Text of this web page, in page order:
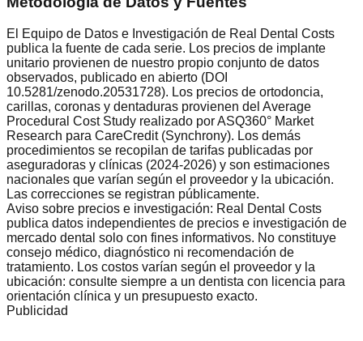
El Equipo de Datos e Investigación de Real Dental Costs
publica la fuente de cada serie. Los precios de implante
unitario provienen de nuestro propio conjunto de datos
observados, publicado en abierto (DOI
10.5281/zenodo.20531728). Los precios de ortodoncia,
carillas, coronas y dentaduras provienen del Average
Procedural Cost Study realizado por ASQ360° Market
Research para CareCredit (Synchrony). Los demás
procedimientos se recopilan de tarifas publicadas por
aseguradoras y clínicas (2024-2026) y son estimaciones
nacionales que varían según el proveedor y la ubicación.
Las correcciones se registran públicamente.
Aviso sobre precios e investigación: Real Dental Costs
publica datos independientes de precios e investigación de
mercado dental solo con fines informativos. No constituye
consejo médico, diagnóstico ni recomendación de
tratamiento. Los costos varían según el proveedor y la
ubicación: consulte siempre a un dentista con licencia para
orientación clínica y un presupuesto exacto.
Publicidad